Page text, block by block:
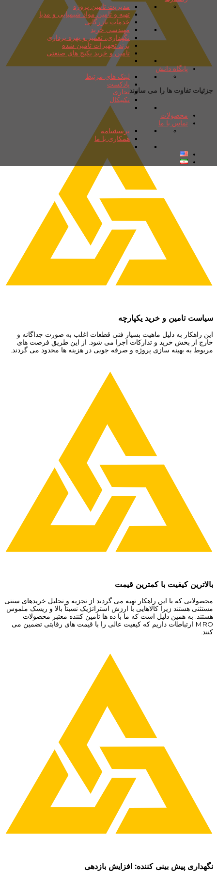
مدیریت تامین پروژه
تهیه و تامین مواد شیمیایی و مدیا
خدمات بازرگانی
مهندسی خرید
نگهداری، تعمیر و بهره برداری
برند تجهیزات تامین شده
تامین و خرید پکیج های صنعتی
پایگاه دانش
لینک های مرتبط
پادکست
تجاری
تکنیکال
محصولات
تماس با ما
پرسشنامه
همکاری با ما
جزئیات تفاوت ها را می سازند
سیاست تامین و خرید یکپارچه
این راهکار به دلیل ماهیت بسیار فنی قطعات اغلب به صورت جداگانه و
خارج از بخش خرید و تدارکات اجرا می شود. از این طریق فرصت های
مربوط به بهینه سازی پروژه و صرفه جویی در هزینه ها محدود می گردند.
بالاترین کیفیت با کمترین قیمت
محصولاتی که با این راهکار تهیه می گردند از تجزیه و تحلیل خریدهای سنتی
مستثنی هستند زیرا کالاهایی با ارزش استراتژیک نسبتاً بالا و ریسک ملموس
هستند. به همین دلیل است که ما با ده ها تامین کننده معتبر محصولات
MRO ارتباطات داریم که کیفیت عالی را با قیمت های رقابتی تضمین می
کنند.
نگهداری پیش بینی کننده: افزایش بازدهی